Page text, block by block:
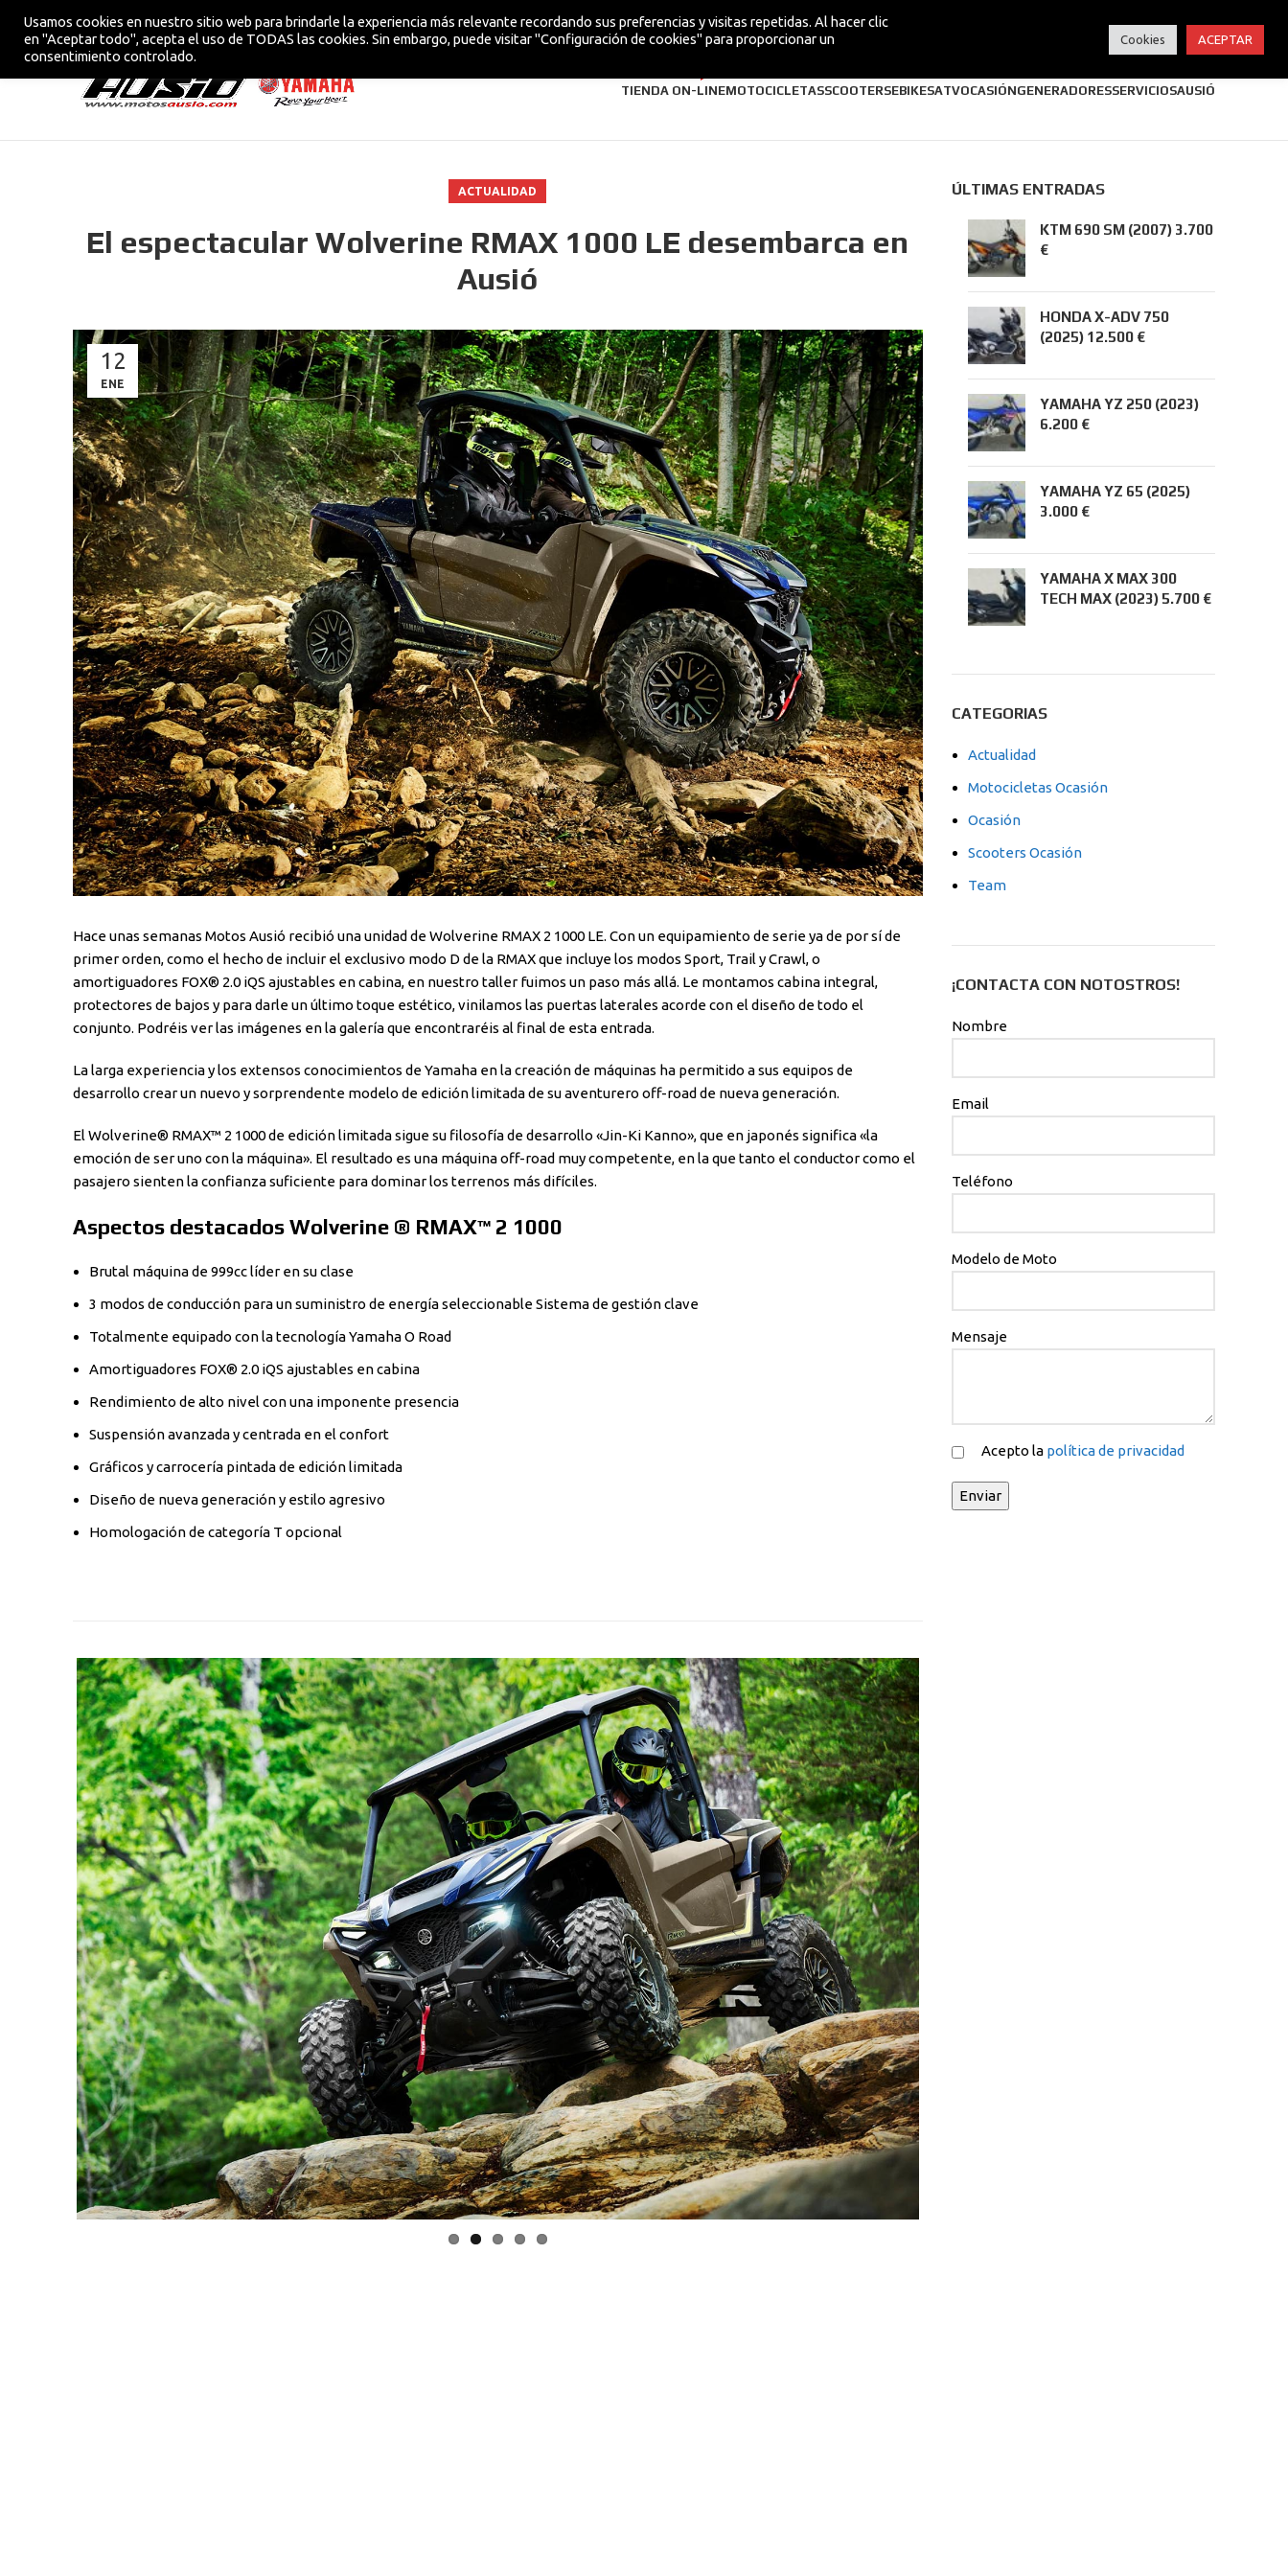
CONCESIONARIO OFICIAL YAMAHA EN VIC
TIENDA ON-LINEMOTOCICLETASSCOOTERSEBIKESATVOCASIÓNGENERADORESSERVICIOSAUSIÓ
ACTUALIDAD
El espectacular Wolverine RMAX 1000 LE desembarca en
Ausió
12
ENE
Hace unas semanas Motos Ausió recibió una unidad de Wolverine RMAX 2 1000 LE. Con un equipamiento de serie ya de por sí de
primer orden, como el hecho de incluir el exclusivo modo D de la RMAX que incluye los modos Sport, Trail y Crawl, o
amortiguadores FOX® 2.0 iQS ajustables en cabina, en nuestro taller fuimos un paso más allá. Le montamos cabina integral,
protectores de bajos y para darle un último toque estético, vinilamos las puertas laterales acorde con el diseño de todo el
conjunto. Podréis ver las imágenes en la galería que encontraréis al final de esta entrada.
La larga experiencia y los extensos conocimientos de Yamaha en la creación de máquinas ha permitido a sus equipos de
desarrollo crear un nuevo y sorprendente modelo de edición limitada de su aventurero off-road de nueva generación.
El Wolverine® RMAX™ 2 1000 de edición limitada sigue su filosofía de desarrollo «Jin-Ki Kanno», que en japonés significa «la
emoción de ser uno con la máquina». El resultado es una máquina off-road muy competente, en la que tanto el conductor como el
pasajero sienten la confianza suficiente para dominar los terrenos más difíciles.
Aspectos destacados Wolverine ® RMAX™ 2 1000
Brutal máquina de 999cc líder en su clase
3 modos de conducción para un suministro de energía seleccionable Sistema de gestión clave
Totalmente equipado con la tecnología Yamaha O Road
Amortiguadores FOX® 2.0 iQS ajustables en cabina
Rendimiento de alto nivel con una imponente presencia
Suspensión avanzada y centrada en el confort
Gráficos y carrocería pintada de edición limitada
Diseño de nueva generación y estilo agresivo
Homologación de categoría T opcional
ÚLTIMAS ENTRADAS
KTM 690 SM (2007) 3.700
€
HONDA X-ADV 750
(2025) 12.500 €
YAMAHA YZ 250 (2023)
6.200 €
YAMAHA YZ 65 (2025)
3.000 €
YAMAHA X MAX 300
TECH MAX (2023) 5.700 €
CATEGORIAS
Actualidad
Motocicletas Ocasión
Ocasión
Scooters Ocasión
Team
¡CONTACTA CON NOTOSTROS!
Nombre
Email
Teléfono
Modelo de Moto
Mensaje
Acepto la política de privacidad
Usamos cookies en nuestro sitio web para brindarle la experiencia más relevante recordando sus preferencias y visitas repetidas. Al hacer clic
en "Aceptar todo", acepta el uso de TODAS las cookies. Sin embargo, puede visitar "Configuración de cookies" para proporcionar un
consentimiento controlado.
Cookies ACEPTAR